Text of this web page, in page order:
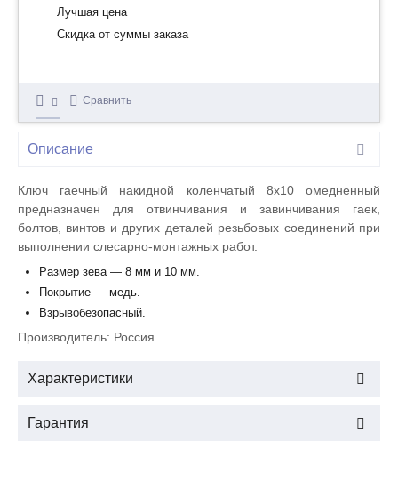
Лучшая цена
Скидка от суммы заказа
Сравнить
Описание
Ключ гаечный накидной коленчатый 8х10 омедненный
предназначен для отвинчивания и завинчивания гаек,
болтов, винтов и других деталей резьбовых соединений при
выполнении слесарно-монтажных работ.
Размер зева — 8 мм и 10 мм.
Покрытие — медь.
Взрывобезопасный.
Производитель: Россия.
Характеристики
Гарантия